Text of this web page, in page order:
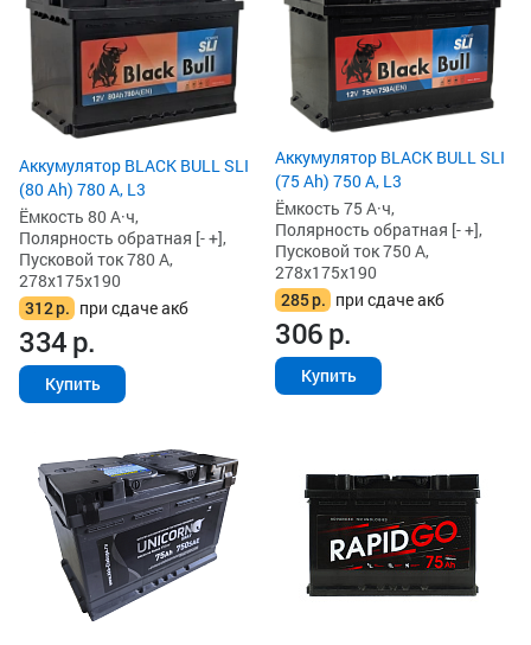
Аккумулятор BLACK BULL SLI
(80 Ah) 780 А, L3
Ёмкость 80 А·ч,
Полярность обратная [- +],
Пусковой ток 780 А,
278x175x190
312р. при сдаче акб
334р.
Купить
Аккумулятор BLACK BULL SLI
(75 Ah) 750 А, L3
Ёмкость 75 А·ч,
Полярность обратная [- +],
Пусковой ток 750 А,
278x175x190
285р. при сдаче акб
306р.
Купить